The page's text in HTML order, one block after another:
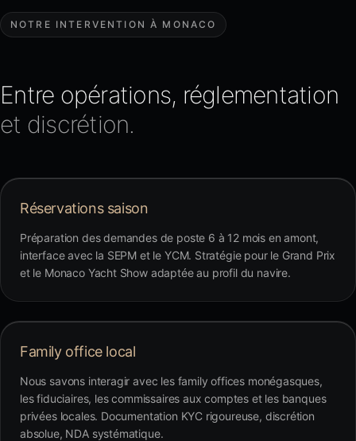
NOTRE INTERVENTION À MONACO
Entre opérations, réglementation
et discrétion.
Réservations saison
Préparation des demandes de poste 6 à 12 mois en amont,
interface avec la SEPM et le YCM. Stratégie pour le Grand Prix
et le Monaco Yacht Show adaptée au profil du navire.
Family office local
Nous savons interagir avec les family offices monégasques,
les fiduciaires, les commissaires aux comptes et les banques
privées locales. Documentation KYC rigoureuse, discrétion
absolue, NDA systématique.